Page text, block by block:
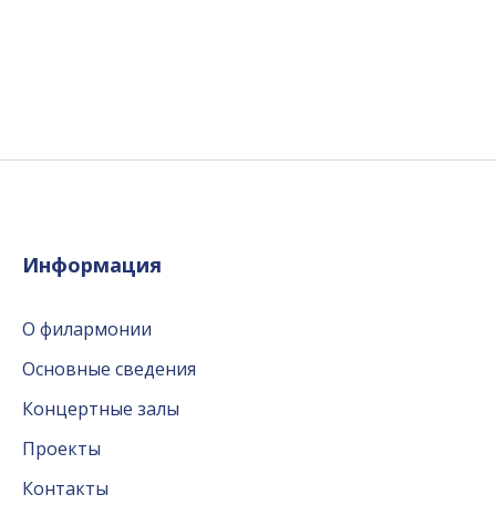
Информация
О филармонии
Основные сведения
Концертные залы
Проекты
Контакты